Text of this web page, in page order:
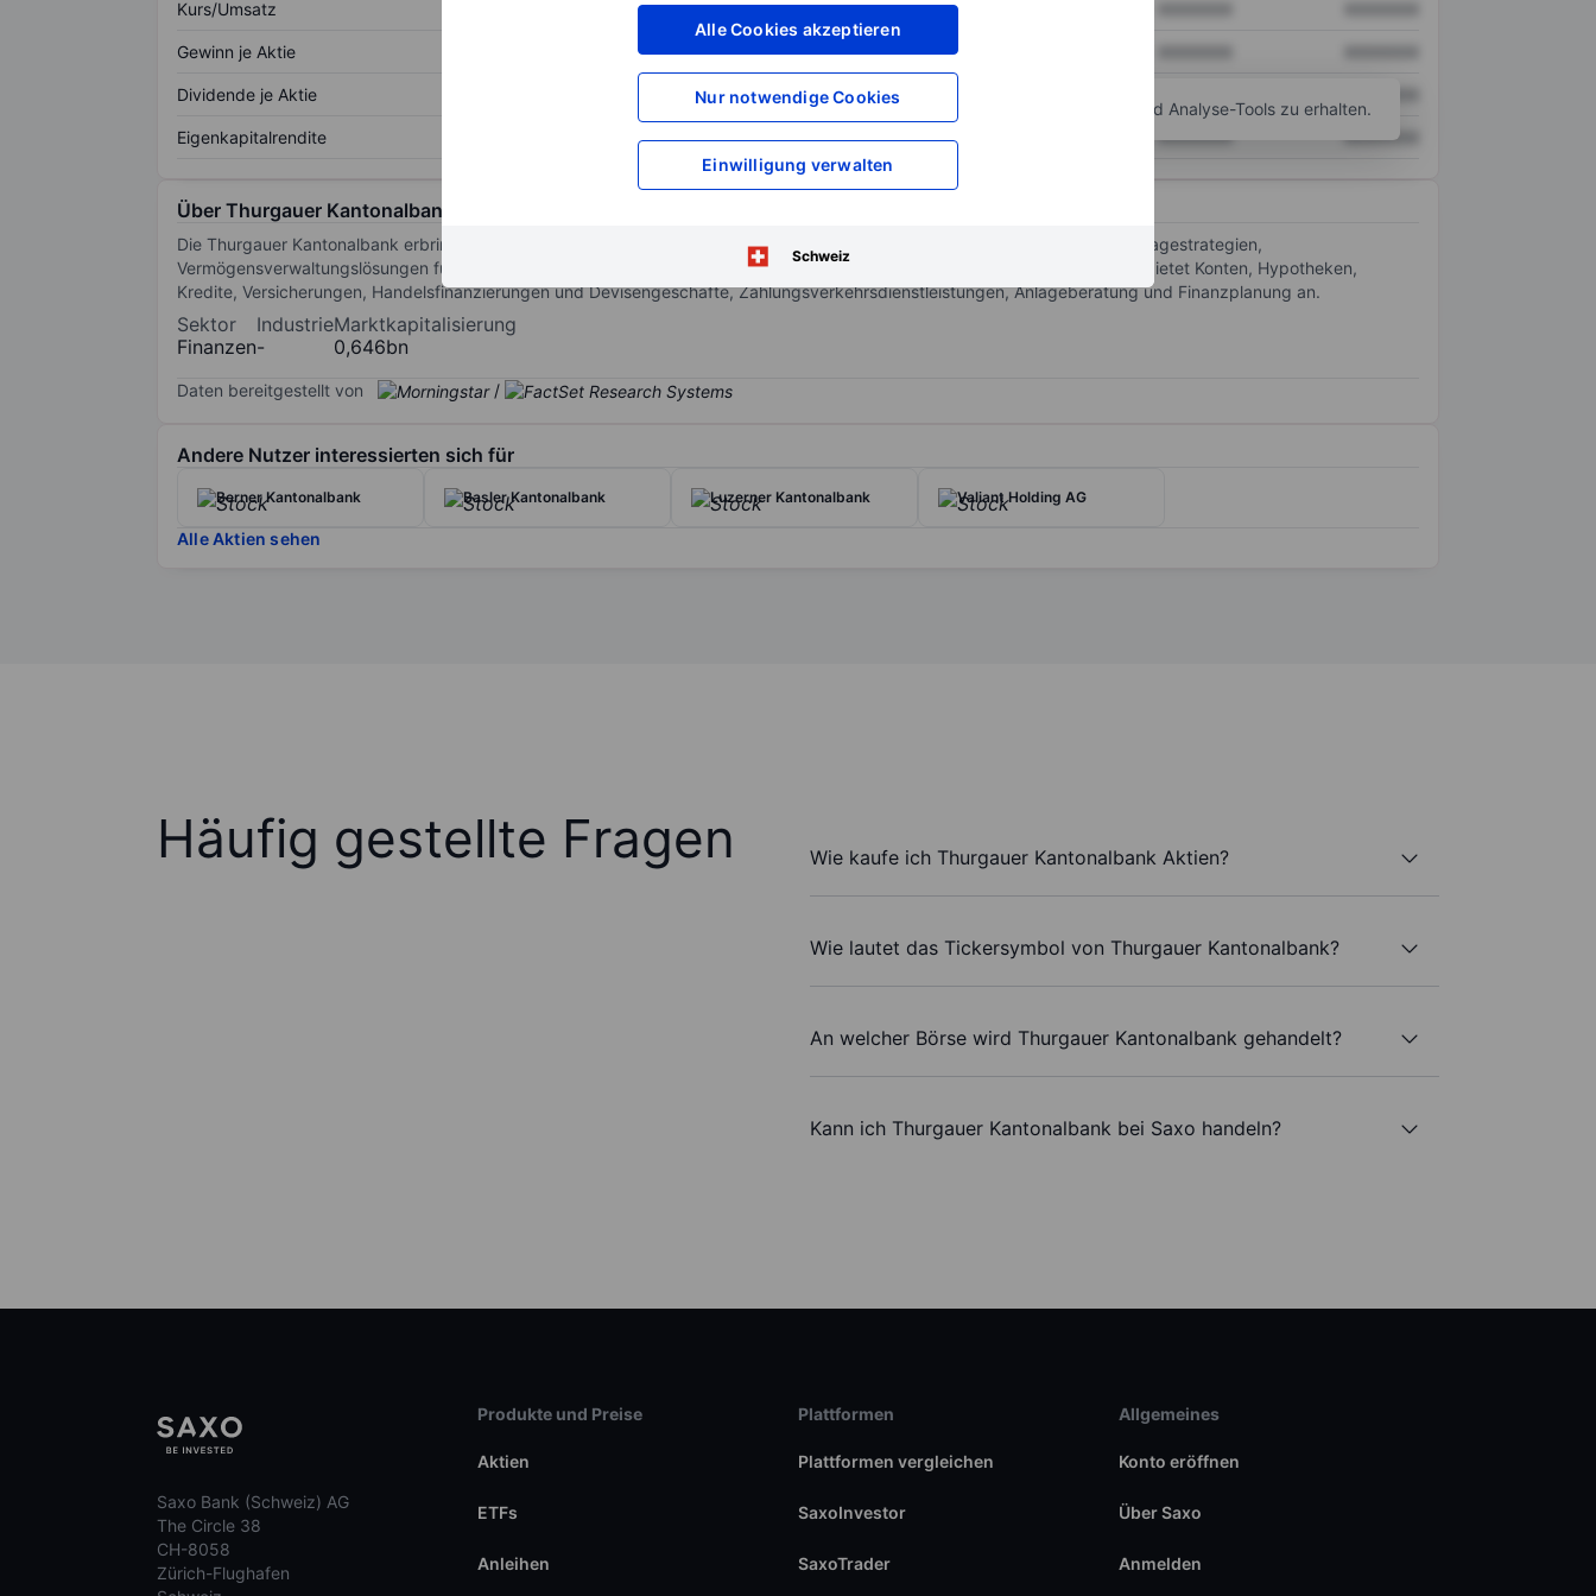
Alle Cookies akzeptieren
Nur notwendige Cookies
Einwilligung verwalten
Schweiz
Kurs/Umsatz XXXXXXX
Gewinn je Aktie XXXXXXX
Dividende je Aktie XXXXXXX
Eigenkapitalrendite XXXXXXX XXXXXXX XXXXXXX
Konto eröffnenum Zugriff auf mehr Diagramm- und Analyse-Tools zu erhalten.
Über Thurgauer Kantonalbank
Die Thurgauer Kantonalbank erbringt Bankdienstleistungen. Das Unternehmen befasst sich auch mit massgeschneiderten Anlagestrategien,
Vermögensverwaltungslösungen für Privatpersonen, Analyse und Optimierung von Finanzen und Immobilienentwicklung. Sie bietet Konten, Hypotheken,
Kredite, Versicherungen, Handelsfinanzierungen und Devisengeschäfte, Zahlungsverkehrsdienstleistungen, Anlageberatung und Finanzplanung an.
Sektor
Finanzen
Industrie
-
Marktkapitalisierung
0,646bn
Daten bereitgestellt von /
Andere Nutzer interessierten sich für
Berner Kantonalbank Basler Kantonalbank Luzerner Kantonalbank Valiant Holding AG
Alle Aktien sehen
Häufig gestellte Fragen Wie kaufe ich Thurgauer Kantonalbank Aktien?
Wie lautet das Tickersymbol von Thurgauer Kantonalbank?
An welcher Börse wird Thurgauer Kantonalbank gehandelt?
Kann ich Thurgauer Kantonalbank bei Saxo handeln?
Saxo Bank (Schweiz) AG
The Circle 38
CH-8058
Zürich-Flughafen
Produkte und Preise
Aktien
ETFs
Anleihen
Plattformen
Plattformen vergleichen
SaxoInvestor
SaxoTrader
Allgemeines
Konto eröffnen
Über Saxo
Anmelden